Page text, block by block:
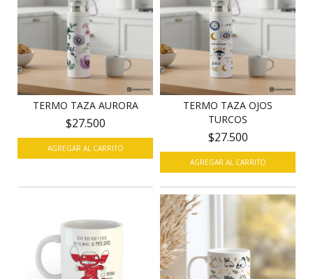
TERMO TAZA AURORA
$27.500
TERMO TAZA OJOS
TURCOS
$27.500